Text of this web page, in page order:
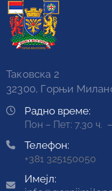
Таковска 2
32300, Горњи
Радно време:
Пон – Пет: 7.30 ч.
Телефон:
+381 325150050
Имејл: